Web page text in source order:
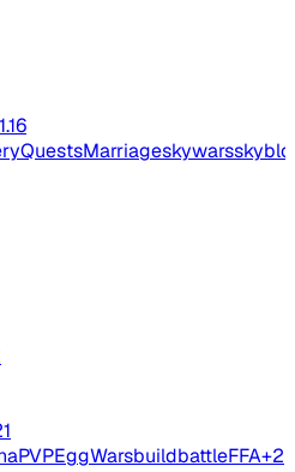
QuestsMarriageskywars
EggWarsbuildbattleFFA+2